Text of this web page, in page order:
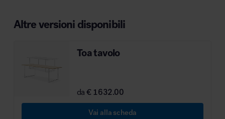
MillerKnoll
Altre versioni disponibili
Toa tavolo
da€ 1632.00
Vai alla scheda